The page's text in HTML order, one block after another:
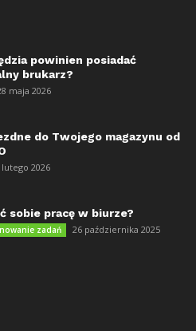
powinien posiadać
brukarz?
maja 2026
do Twojego magazynu od
lutego 2026
sobie pracę w biurze?
zadań 26 października 2025